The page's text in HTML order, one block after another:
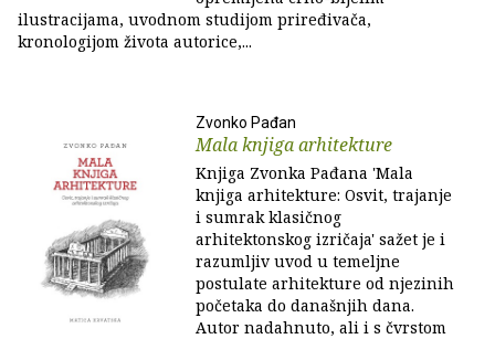
ilustracijama, uvodnom studijom priređivača,
kronologijom života autorice,...
Zvonko Pađan
Mala knjiga arhitekture
Knjiga Zvonka Pađana 'Mala
knjiga arhitekture: Osvit, trajanje
i sumrak klasičnog
arhitektonskog izričaja' sažet je i
razumljiv uvod u temeljne
postulate arhitekture od njezinih
početaka do današnjih dana.
Autor nadahnuto, ali i s čvrstom